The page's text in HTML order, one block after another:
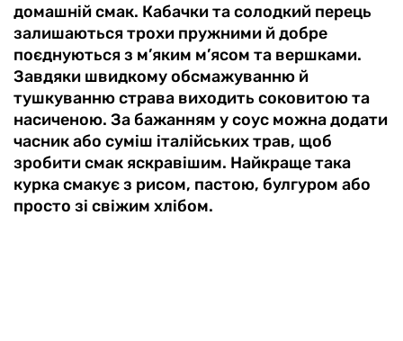
домашній смак. Кабачки та солодкий перець
залишаються трохи пружними й добре
поєднуються з м’яким м’ясом та вершками.
Завдяки швидкому обсмажуванню й
тушкуванню страва виходить соковитою та
насиченою. За бажанням у соус можна додати
часник або суміш італійських трав, щоб
зробити смак яскравішим. Найкраще така
курка смакує з рисом, пастою, булгуром або
просто зі свіжим хлібом.